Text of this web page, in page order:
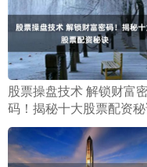
股票操盘技术 解锁财富
码！揭秘十大股票配资